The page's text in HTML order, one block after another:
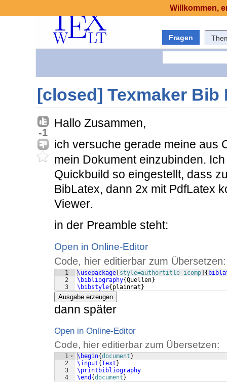
Fragen
[closed] Texmaker Bib
-1
Hallo Zusammen,
ich versuche gerade meine aus
mein Dokument einzubinden.
Quickbuild so eingestellt, dass
BibLatex, dann 2x mit PdfLatex
Viewer.
in der Preamble steht:
Open in Online-Editor
Code, hier editierbar zum Übersetzen:
1
2
3
\usepackage style=authortitle-icomp {
\bibliography{Quellen}
\bibstyle{ plainnat }
Ausgabe erzeugen
dann später
Open in Online-Editor
Code, hier editierbar zum Übersetzen:
1
2
3
4
\begin{document }
\input{Text }
\printbibliography
\end {document }
Willkommen,